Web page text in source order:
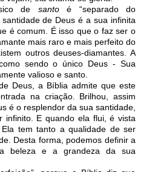
de santoé “separado do
de Deus é a sua infinita
é comum. É isso que o faz ser o
mais raro e mais perfeito do
outros deuses-diamantes. A
sendo o único Deus - Sua
valioso e santo.
Deus, a Bíblia admite que este
na criação. Brilhou, assim
é o resplendor da sua santidade,
infinito. E quando ela flui, é vista
tem tanto a qualidade de ser
Desta forma, podemos definir a
beleza e a grandeza da sua